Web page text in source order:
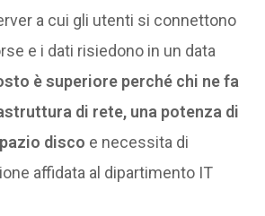
a cui gli utenti si connettono
e i dati risiedono in un data
è superiore perché chi ne fa
di rete, una potenza di
disco e necessita di
affidata al dipartimento IT